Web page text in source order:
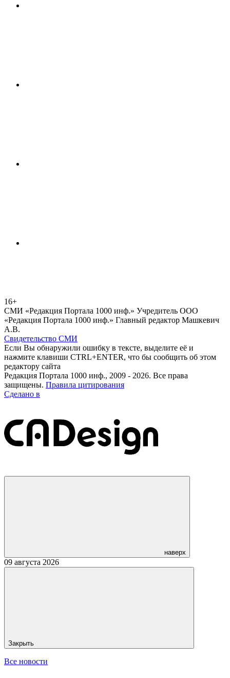
16+
СМИ «Редакция Портала 1000 инф.» Учредитель ООО
«Редакция Портала 1000 инф.» Главный редактор Машкевич
А.В.
Свидетельство СМИ
Если Вы обнаружили ошибку в тексте, выделите её и
нажмите клавиши CTRL+ENTER, что бы сообщить об этом
редактору сайта
Редакция Портала 1000 инф., 2009 - 2026. Все права
защищены. Правила цитирования
Сделано в
наверх
09 августа 2026
Закрыть
Все новости